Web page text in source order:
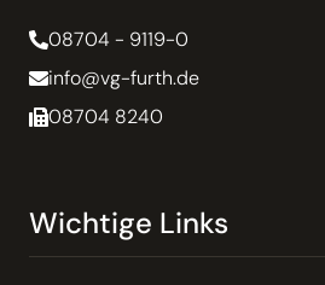
08704 - 9119-0
info@vg-furth.de
08704 8240
Wichtige Links